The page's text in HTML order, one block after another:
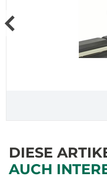
DIESE
AUCH